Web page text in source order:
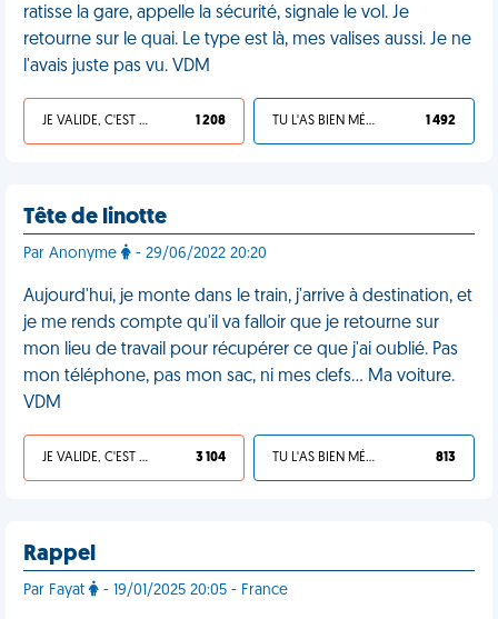
ratisse la gare, appelle la sécurité, signale le vol. Je
retourne sur le quai. Le type est là, mes valises aussi. Je ne
l'avais juste pas vu. VDM
JE VALIDE, C'EST UNE VDM 1 208 TU L'AS BIEN MÉRITÉ 1 492
Tête de linotte
Par Anonyme - 29/06/2022 20:20
Aujourd'hui, je monte dans le train, j'arrive à destination, et
je me rends compte qu'il va falloir que je retourne sur
mon lieu de travail pour récupérer ce que j'ai oublié. Pas
mon téléphone, pas mon sac, ni mes clefs… Ma voiture.
VDM
JE VALIDE, C'EST UNE VDM 3 104 TU L'AS BIEN MÉRITÉ 813
Rappel
Par Fayat - 19/01/2025 20:05 - France